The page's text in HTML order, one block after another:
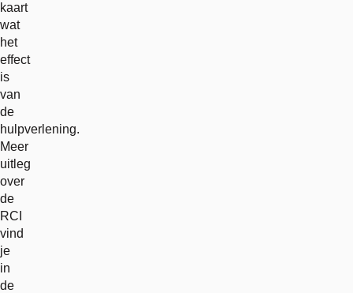
kaart
wat
het
effect
is
van
de
hulpverlening.
Meer
uitleg
over
de
RCI
vind
je
in
de